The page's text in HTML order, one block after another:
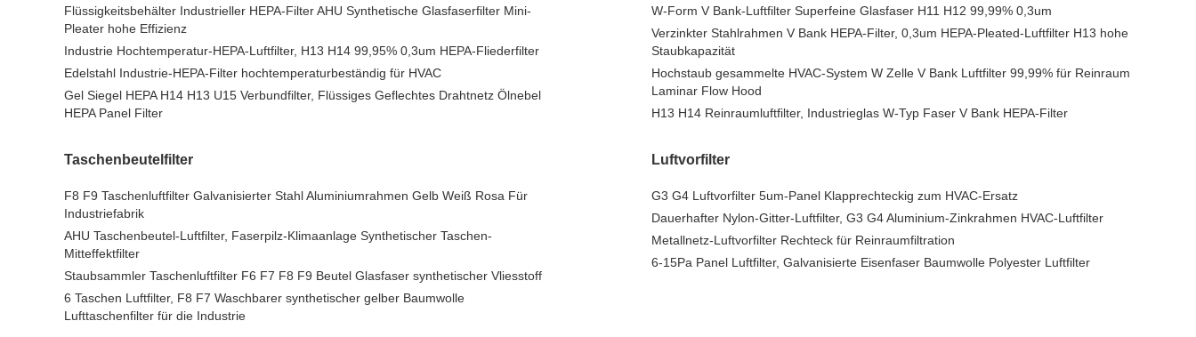
Flüssigkeitsbehälter Industrieller HEPA-Filter AHU Synthetische Glasfaserfilter Mini-
Pleater hohe Effizienz
Industrie Hochtemperatur-HEPA-Luftfilter, H13 H14 99,95% 0,3um HEPA-Fliederfilter
Edelstahl Industrie-HEPA-Filter hochtemperaturbeständig für HVAC
Gel Siegel HEPA H14 H13 U15 Verbundfilter, Flüssiges Geflechtes Drahtnetz Ölnebel
HEPA Panel Filter
W-Form V Bank-Luftfilter Superfeine Glasfaser H11 H12 99,99% 0,3um
Verzinkter Stahlrahmen V Bank HEPA-Filter, 0,3um HEPA-Pleated-Luftfilter H13 hohe
Staubkapazität
Hochstaub gesammelte HVAC-System W Zelle V Bank Luftfilter 99,99% für Reinraum
Laminar Flow Hood
H13 H14 Reinraumluftfilter, Industrieglas W-Typ Faser V Bank HEPA-Filter
Taschenbeutelfilter
F8 F9 Taschenluftfilter Galvanisierter Stahl Aluminiumrahmen Gelb Weiß Rosa Für
Industriefabrik
AHU Taschenbeutel-Luftfilter, Faserpilz-Klimaanlage Synthetischer Taschen-
Mitteffektfilter
Staubsammler Taschenluftfilter F6 F7 F8 F9 Beutel Glasfaser synthetischer Vliesstoff
6 Taschen Luftfilter, F8 F7 Waschbarer synthetischer gelber Baumwolle
Lufttaschenfilter für die Industrie
Luftvorfilter
G3 G4 Luftvorfilter 5um-Panel Klapprechteckig zum HVAC-Ersatz
Dauerhafter Nylon-Gitter-Luftfilter, G3 G4 Aluminium-Zinkrahmen HVAC-Luftfilter
Metallnetz-Luftvorfilter Rechteck für Reinraumfiltration
6-15Pa Panel Luftfilter, Galvanisierte Eisenfaser Baumwolle Polyester Luftfilter